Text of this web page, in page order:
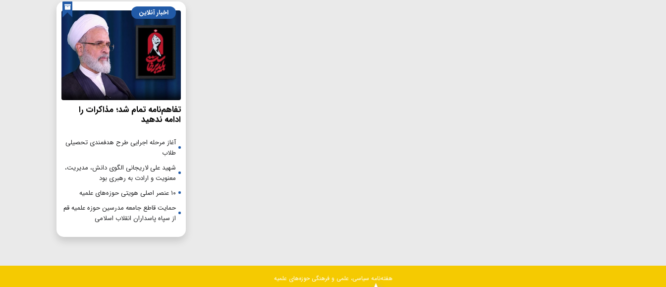
اخبار آنلاین
تفاهم‌نامه تمام شد؛ مذاکرات را
ادامه ندهید
آغاز مرحله اجرایی طرح هدفمندی تحصیلی
طلاب
شهید علی لاریجانی الگوی دانش، مدیریت،
معنویت و ارادت به رهبری بود
۱۰ عنصر اصلی هویتی حوزه‌های علمیه
حمایت قاطع جامعه مدرسین حوزه علمیه قم
از سپاه پاسداران انقلاب اسلامی
هفته‌نامه سیاسی، علمی و فرهنگی حوزه‌های علمیه